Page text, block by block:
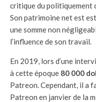
critique du politiquement
Son patrimoine net est
une somme non
l’influence de son travail.
En 2019, lors d’une
à cette époque 80 000
Patreon. Cependant, il a
Patreon en janvier de la